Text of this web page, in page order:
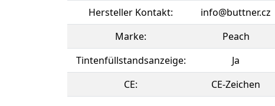
Hersteller Kontakt:
info@buttner.cz
Marke:
Peach
Tintenfüllstandsanzeige:
Ja
CE:
CE-Zeichen